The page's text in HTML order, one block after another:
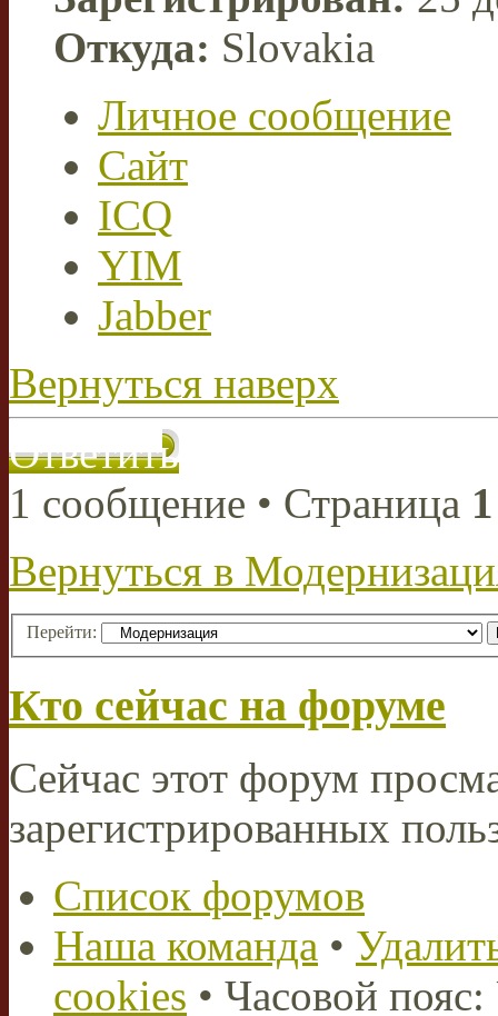
Откуда: Slovakia
Личное сообщение
Сайт
ICQ
YIM
Jabber
Вернуться наверх
Ответить
1 сообщение • Страница 1
Вернуться в
Перейти:
Кто сейчас на форуме
Сейчас этот форум
зарегистрированных
Список форумов
Наша команда •
cookies • Часовой